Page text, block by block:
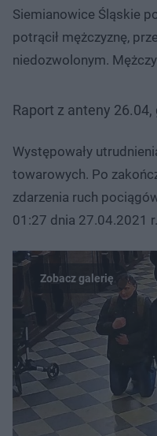
Siemianowice Śląskie
potrącił mężczyznę,
niedozwolonym.
Raport z anteny 26.04,
Występowały
towarowych. Po
zdarzenia ruch
01:27 dnia 27.04.2021 r.